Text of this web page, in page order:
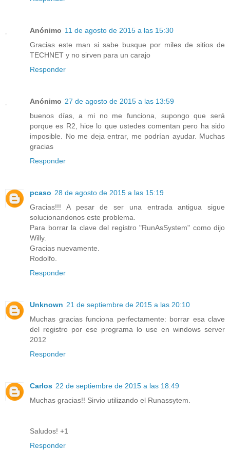
Anónimo 11 de agosto de 2015 a las 15:30
Gracias este man si sabe busque por miles de sitios de
TECHNET y no sirven para un carajo
Responder
Anónimo 27 de agosto de 2015 a las 13:59
buenos días, a mi no me funciona, supongo que será
porque es R2, hice lo que ustedes comentan pero ha sido
imposible. No me deja entrar, me podrían ayudar. Muchas
gracias
Responder
pcaso 28 de agosto de 2015 a las 15:19
Gracias!!! A pesar de ser una entrada antigua sigue
solucionandonos este problema.
Para borrar la clave del registro "RunAsSystem" como dijo
Willy.
Gracias nuevamente.
Rodolfo.
Responder
Unknown 21 de septiembre de 2015 a las 20:10
Muchas gracias funciona perfectamente: borrar esa clave
del registro por ese programa lo use en windows server
2012
Responder
Carlos 22 de septiembre de 2015 a las 18:49
Muchas gracias!! Sirvio utilizando el Runassytem.
Saludos! +1
Responder